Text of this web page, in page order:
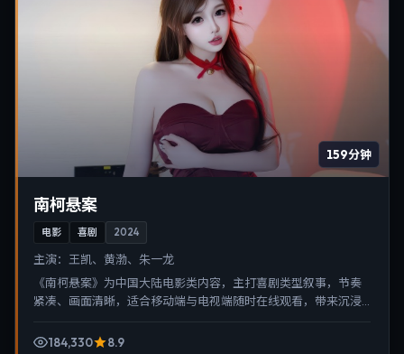
159分钟
南柯悬案
电影 喜剧 2024
主演： 王凯、黄渤、朱一龙
《南柯悬案》为中国大陆电影类内容，主打喜剧类型叙事，节奏
紧凑、画面清晰，适合移动端与电视端随时在线观看，带来沉浸
184,330
8.9